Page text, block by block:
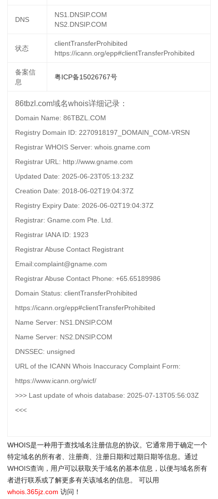
DNS
NS1.DNSIP.COM
NS2.DNSIP.COM
状态
clientTransferProhibited
https://icann.org/epp#clientTransferProhibited
备案信
息
粤ICP备15026767号
86tbzl.com域名whois详细记录：
Domain Name: 86TBZL.COM
Registry Domain ID: 2270918197_DOMAIN_COM-VRSN
Registrar WHOIS Server: whois.gname.com
Registrar URL: http://www.gname.com
Updated Date: 2025-06-23T05:13:23Z
Creation Date: 2018-06-02T19:04:37Z
Registry Expiry Date: 2026-06-02T19:04:37Z
Registrar: Gname.com Pte. Ltd.
Registrar IANA ID: 1923
Registrar Abuse Contact Registrant
Email:complaint@gname.com
Registrar Abuse Contact Phone: +65.65189986
Domain Status: clientTransferProhibited
https://icann.org/epp#clientTransferProhibited
Name Server: NS1.DNSIP.COM
Name Server: NS2.DNSIP.COM
DNSSEC: unsigned
URL of the ICANN Whois Inaccuracy Complaint Form:
https://www.icann.org/wicf/
>>> Last update of whois database: 2025-07-13T05:56:03Z
<<<
WHOIS是一种用于查找域名注册信息的协议。它通常用于确定一个
特定域名的所有者、注册商、注册日期和过期日期等信息。通过
WHOIS查询 ，用户可以获取关于域名的基本信息，以便与域名所有
者进行联系或了解更多有关该域名的信息。 可以用
whois.365jz.com 访问！